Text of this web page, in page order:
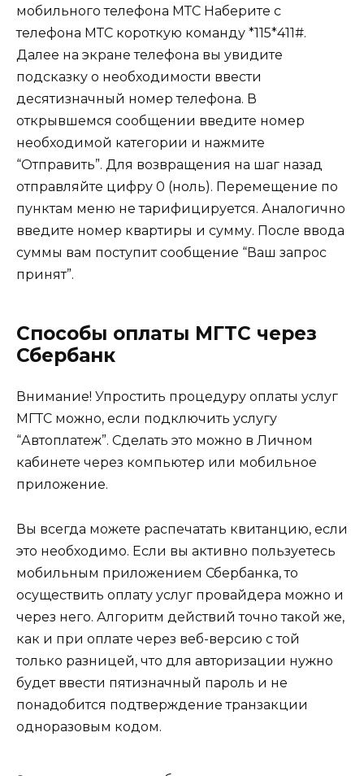
мобильного телефона МТС Наберите с
телефона МТС короткую команду *115*411#.
Далее на экране телефона вы увидите
подсказку о необходимости ввести
десятизначный номер телефона. В
открывшемся сообщении введите номер
необходимой категории и нажмите
“Отправить”. Для возвращения на шаг назад
отправляйте цифру 0 (ноль). Перемещение по
пунктам меню не тарифицируется. Аналогично
введите номер квартиры и сумму. После ввода
суммы вам поступит сообщение “Ваш запрос
принят”.
Способы оплаты МГТС через
Сбербанк
Внимание! Упростить процедуру оплаты услуг
МГТС можно, если подключить услугу
“Автоплатеж”. Сделать это можно в Личном
кабинете через компьютер или мобильное
приложение.
Вы всегда можете распечатать квитанцию, если
это необходимо. Если вы активно пользуетесь
мобильным приложением Сбербанка, то
осуществить оплату услуг провайдера можно и
через него. Алгоритм действий точно такой же,
как и при оплате через веб-версию с той
только разницей, что для авторизации нужно
будет ввести пятизначный пароль и не
понадобится подтверждение транзакции
одноразовым кодом.